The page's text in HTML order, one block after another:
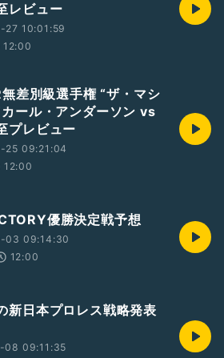
レビュー
10:01:59
12:00
差別級選手権 “ザ・マシ
カール・アンダーソン vs
プレビュー
25 09:21:04
12:00
優勝決定戦予想
03 09:14:30
12:00
新日本プロレス戦略発表
08 09:11:35